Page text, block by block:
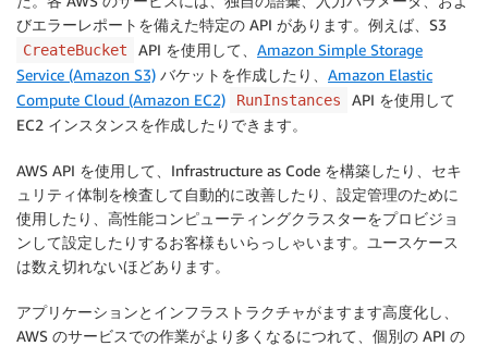
びエラーレポートを備えた特定の API があります。例えば、 S3
CreateBucket API を使用して、 Amazon Simple Storage
Service (Amazon S3) バケットを作成したり、 Amazon Elastic
Compute Cloud (Amazon EC2)
RunInstances
API を使用して
EC2 インスタンスを作成したりできます。
AWS API を使用して、Infrastructure as Code を構築したり、セキ
ュリティ体制を検査して自動的に改善したり、設定管理のために
使用したり、高性能コンピューティングクラスターをプロビジョ
ンして設定したりするお客様もいらっしゃいます。ユースケース
は数え切れないほどあります。
アプリケーションとインフラストラクチャがますます高度化し、
AWS のサービスでの作業がより多くなるにつれて、個別の API の